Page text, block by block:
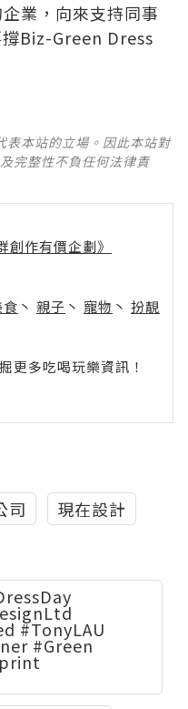
業，向來支持同事
Biz-Green Dress
表本站的立場。因此本站對
完整性不負任何法律責
創作有價企劃》
丶 親子 丶 寵物 丶 扮靚
多吃喝玩樂資訊！
司
現在設計
#TonyLAU
#Green